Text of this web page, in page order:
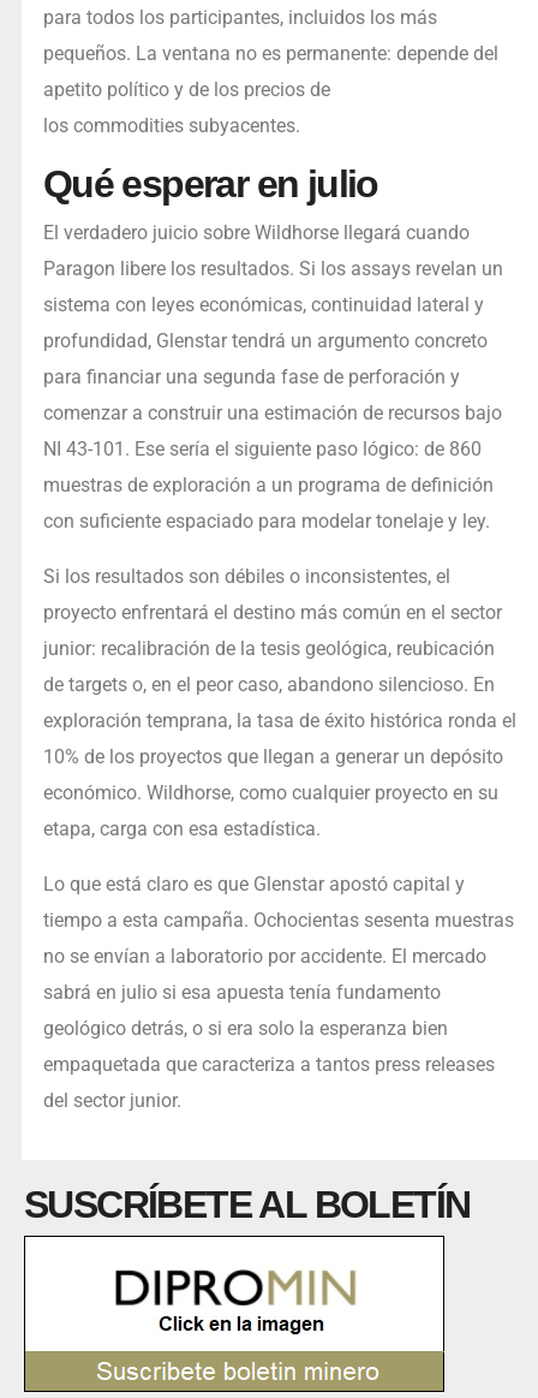
para todos los participantes, incluidos los más
pequeños. La ventana no es permanente: depende del
apetito político y de los precios de
los commodities subyacentes.
Qué esperar en julio
El verdadero juicio sobre Wildhorse llegará cuando
Paragon libere los resultados. Si los assays revelan un
sistema con leyes económicas, continuidad lateral y
profundidad, Glenstar tendrá un argumento concreto
para financiar una segunda fase de perforación y
comenzar a construir una estimación de recursos bajo
NI 43-101. Ese sería el siguiente paso lógico: de 860
muestras de exploración a un programa de definición
con suficiente espaciado para modelar tonelaje y ley.
Si los resultados son débiles o inconsistentes, el
proyecto enfrentará el destino más común en el sector
junior: recalibración de la tesis geológica, reubicación
de targets o, en el peor caso, abandono silencioso. En
exploración temprana, la tasa de éxito histórica ronda el
10% de los proyectos que llegan a generar un depósito
económico. Wildhorse, como cualquier proyecto en su
etapa, carga con esa estadística.
Lo que está claro es que Glenstar apostó capital y
tiempo a esta campaña. Ochocientas sesenta muestras
no se envían a laboratorio por accidente. El mercado
sabrá en julio si esa apuesta tenía fundamento
geológico detrás, o si era solo la esperanza bien
empaquetada que caracteriza a tantos press releases
del sector junior.
SUSCRÍBETE AL BOLETÍN